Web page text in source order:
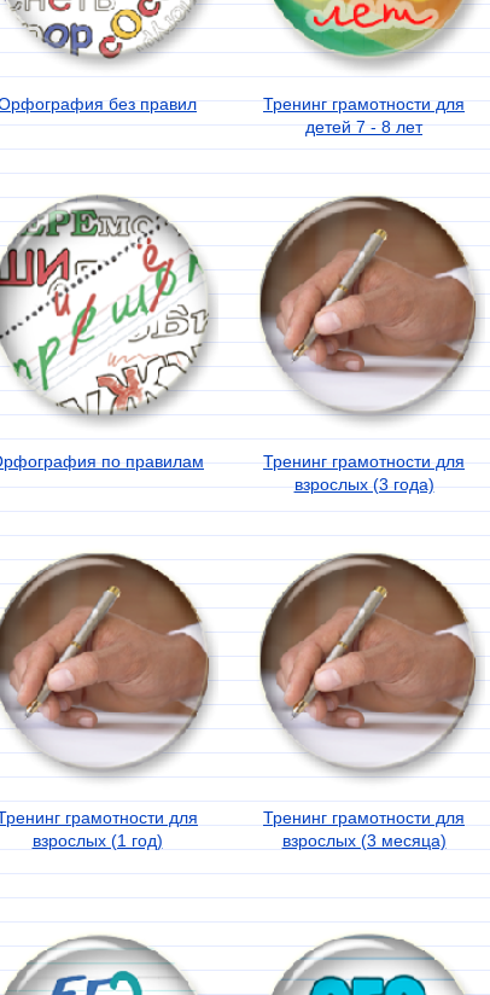
без правил
Тренинг грамотности для
детей 7 - 8 лет
по правилам
Тренинг грамотности для
взрослых (3 года)
грамотности для
взрослых (1 год)
Тренинг грамотности для
взрослых (3 месяца)